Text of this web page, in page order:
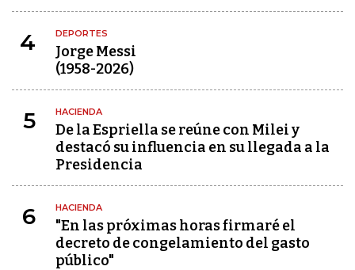
4 DEPORTES
Jorge Messi
(1958-2026)
5 HACIENDA
De la Espriella se reúne con Milei y
destacó su influencia en su llegada a la
Presidencia
6 HACIENDA
"En las próximas horas firmaré el
decreto de congelamiento del gasto
público"